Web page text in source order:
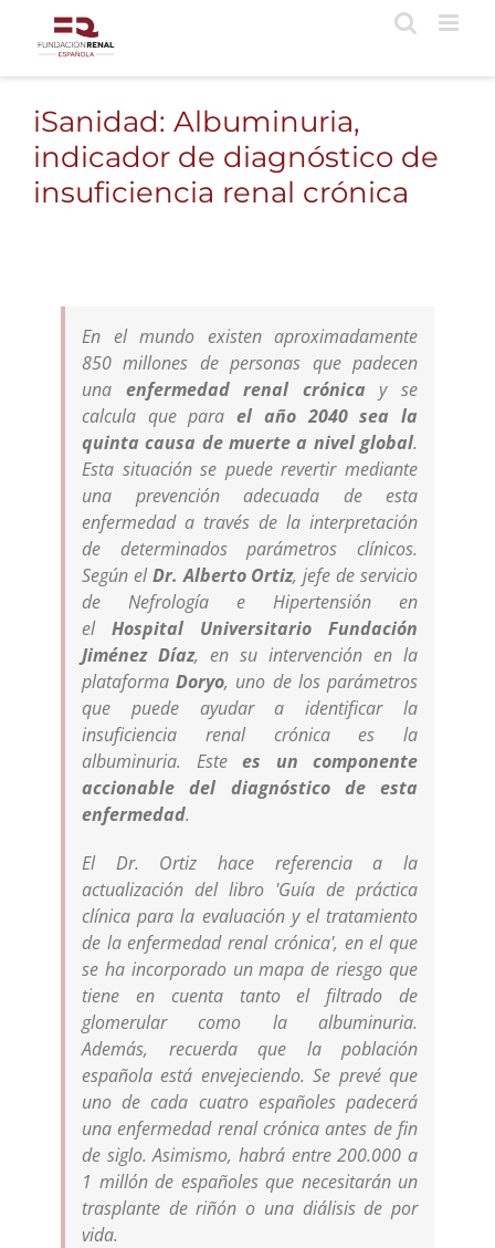
contenido
iSanidad: Albuminuria,
indicador de diagnóstico de
insuficiencia renal crónica
En el mundo existen aproximadamente
850 millones de personas que padecen
una enfermedad renal crónica y se
calcula que parael año 2040 sea la
quinta causa de muerte a nivel global.
Esta situación se puede revertir mediante
una prevención adecuada de esta
enfermedad a través de la interpretación
de determinados parámetros clínicos.
Según elDr. Alberto Ortiz, jefe de servicio
de Nefrología e Hipertensión en
el Hospital Universitario Fundación
Jiménez Díaz, en su intervención en la
plataformaDoryo, uno de los parámetros
que puede ayudar a identificar la
insuficiencia renal crónica es la
albuminuria. Estees un componente
accionable del diagnóstico de esta
enfermedad.
El Dr. Ortiz hace referencia a la
actualización del libro 'Guía de práctica
clínica para la evaluación y el tratamiento
de la enfermedad renal crónica', en el que
se ha incorporado un mapa de riesgo que
tiene en cuenta tanto el filtrado de
glomerular como la albuminuria.
Además, recuerda que la población
española está envejeciendo. Se prevé que
uno de cada cuatro españoles padecerá
una enfermedad renal crónica antes de fin
de siglo. Asimismo, habrá entre 200.000 a
1 millón de españolesque necesitarán un
trasplante de riñón o una diálisis de por
vida.